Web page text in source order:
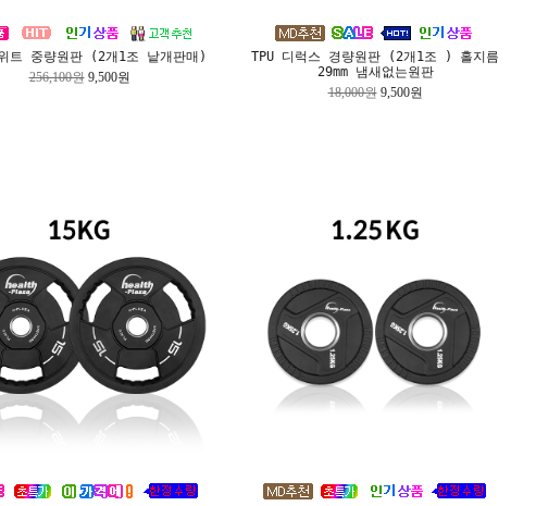
트 중량원판 (2개1조 낱개판매)
256,100원 9,500원
TPU 디럭스 경량원판 (2개1조 ) 홀지름
29mm 냄새없는원판
18,000원 9,500원